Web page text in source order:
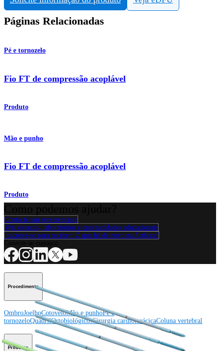
Páginas Relacionadas
Pé e tornozelo
Fio FT de compressão acoplável
Produto
Mão e punho
Fio FT de compressão acoplável
Produto
Contacte um representante
Veja eventos, laboratórios e oportunidades educacionais
Inscreva-se para receber: O que há de novo na Arthrex?
Procedimento
OmbroJoelhoCotoveloMão e punhoPé e
tornozeloQuadrilOrtobiológicosCirurgia cardiotorácicaColuna vertebral
Producto